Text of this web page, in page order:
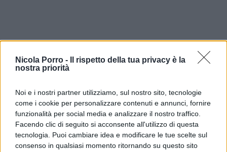
Nicola Porro -
Il rispetto della tua privacy è la
nostra priorità
Noi e i nostri partner utilizziamo, sul nostro sito, tecnologie
come i cookie per personalizzare contenuti e annunci, fornire
funzionalità per social media e analizzare il nostro traffico.
Facendo clic di seguito si acconsente all'utilizzo di questa
tecnologia. Puoi cambiare idea e modificare le tue scelte sul
consenso in qualsiasi momento ritornando su questo sito
È su questo confine che occorre muoversi con